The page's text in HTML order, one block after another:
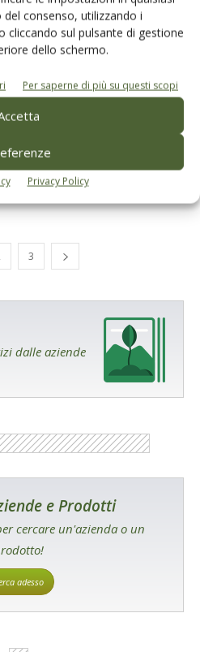
consenso, utilizzando i
cliccando sul pulsante di gestione
dello schermo.
Per saperne di più su questi scopi
Privacy Policy
aiuti europei allo
con
2021
3
dalle aziende
e Prodotti
cercare un'azienda o un
adesso